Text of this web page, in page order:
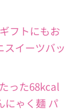
フトにもお
スイーツバッ
った68kcal
にゃく麺 パ